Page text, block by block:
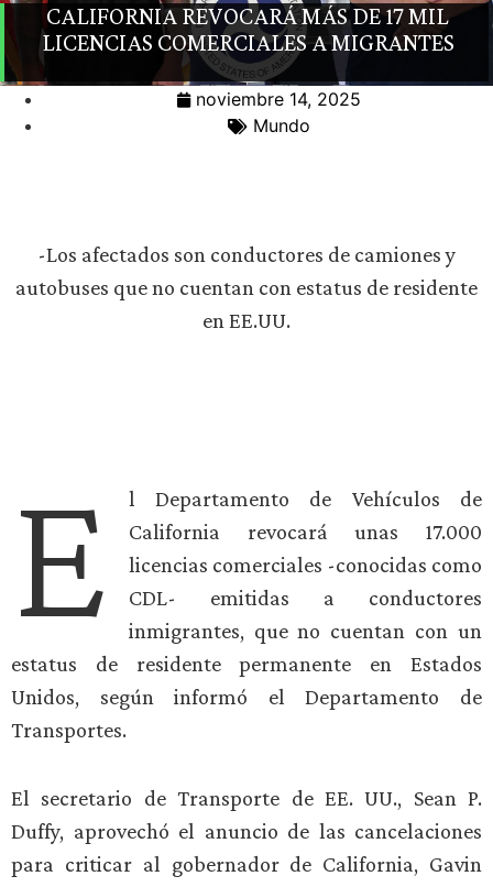
CALIFORNIA REVOCARÁ MÁS DE 17 MIL
LICENCIAS COMERCIALES A MIGRANTES
noviembre 14, 2025
Mundo
-Los afectados son conductores de camiones y
autobuses que no cuentan con estatus de residente
en EE.UU.
E
l Departamento de Vehículos de
California revocará unas 17.000
licencias comerciales -conocidas como
CDL- emitidas a conductores
inmigrantes, que no cuentan con un
estatus de residente permanente en Estados
Unidos, según informó el Departamento de
Transportes.
El secretario de Transporte de EE. UU., Sean P.
Duffy, aprovechó el anuncio de las cancelaciones
para criticar al gobernador de California, Gavin